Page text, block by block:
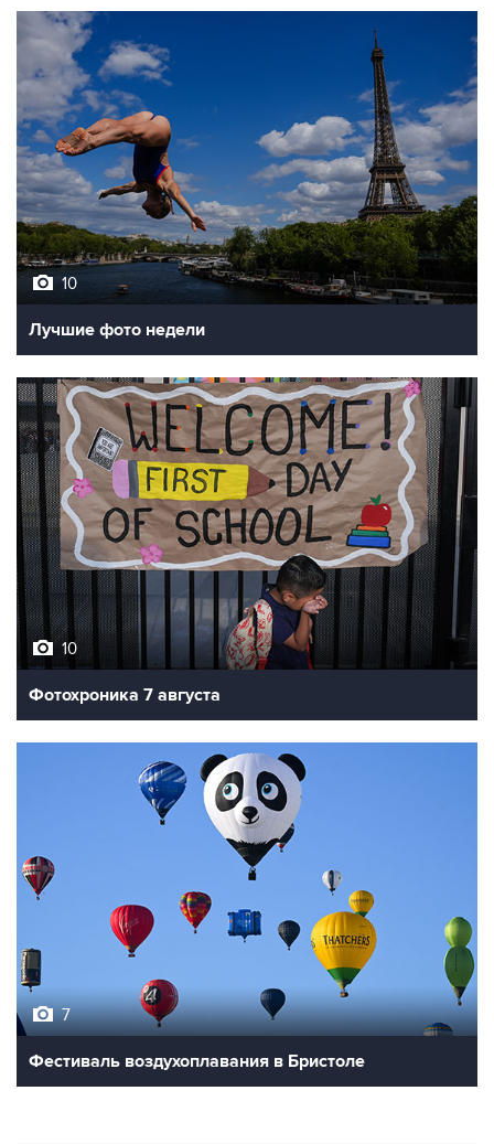
10
Лучшие фото недели
10
Фотохроника 7 августа
7
Фестиваль воздухоплавания в Бристоле